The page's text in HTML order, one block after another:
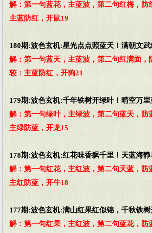
解：第一句蓝花，主蓝波，第二句红梅，防
主蓝防红，开鼠19
180期:波色玄机:星光点点照蓝天！满朝文
解：第一句蓝天，主蓝波，第二句红满面，
较：主蓝防红，开狗21
179期:波色玄机:千年铁树开绿叶！晴空万
解：第一句绿叶，主绿波，第二句蓝天，防
主绿防蓝，开龙15
178期:波色玄机:红花味香飘千里！天蓝海
解：第一句红花，主红波，第二句天蓝，防
主红防蓝，开牛18
177期:波色玄机:满山红果红似锦，千秋铁
解：第一句红果，主红波，第二句蓝花，防